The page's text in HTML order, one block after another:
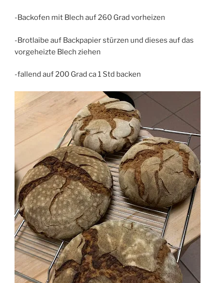
-Backofen mit Blech auf 260 Grad vorheizen
-Brotlaibe auf Backpapier stürzen und dieses auf das
vorgeheizte Blech ziehen
-fallend auf 200 Grad ca 1 Std backen